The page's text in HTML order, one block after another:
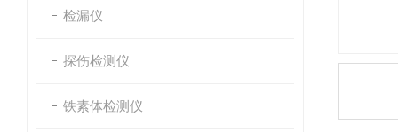
检漏仪
探伤检测仪
铁素体检测仪